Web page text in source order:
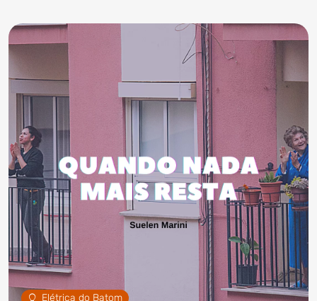
Elétrica do Batom